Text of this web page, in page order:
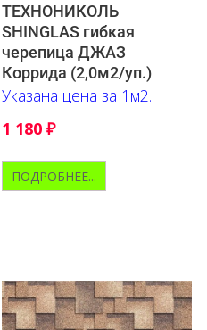
ТЕХНОНИКОЛЬ
SHINGLAS гибкая
черепица ДЖАЗ
Коррида (2,0м2/уп.)
Указана цена за 1м2.
1 180 ₽
ПОДРОБНЕЕ...